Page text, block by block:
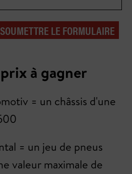
à gagner
= un châssis d'une
= un jeu de pneus
valeur maximale de